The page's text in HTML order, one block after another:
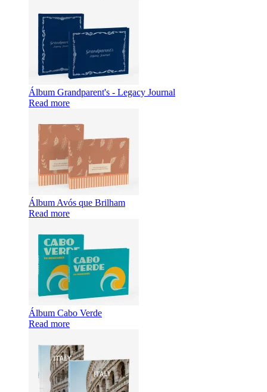
Álbum Grandparent's - Legacy Journal
Read more
Álbum Avós que Brilham
Read more
Álbum Cabo Verde
Read more